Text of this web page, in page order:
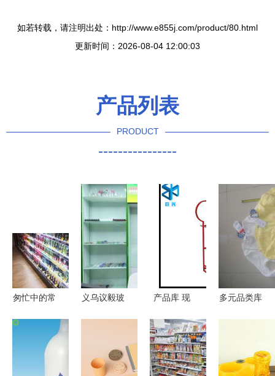
如若转载，请注明出处：http://www.e855j.com/product/80.html
更新时间：2026-08-04 12:00:03
产品列表
PRODUCT
----------------
匆忙中的常
屈臣氏服务
义乌议毅玻
业标杆与义
乌购平台的
产品库 现
的完美整合
与优选集
多元品类库
费生态新优
势